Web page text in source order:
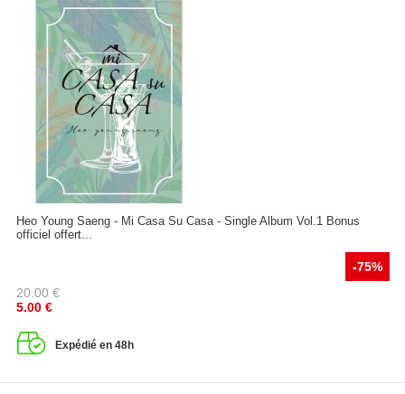
Heo Young Saeng - Mi Casa Su Casa - Single Album Vol.1 Bonus
officiel offert...
-75%
20.00 €
5.00 €
Expédié en 48h